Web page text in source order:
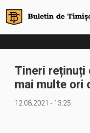
Tineri reținuți
mai multe ori
12.08.2021 - 13:25